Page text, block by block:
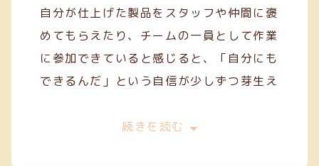
自分が仕上げた製品をスタッフや仲間に褒
めてもらえたり、チームの一員として作業
に参加できていると感じると、「自分にも
できるんだ」という自信が少しずつ芽生え
今は、一般就労を目指してスキルを磨きな
続きを読む